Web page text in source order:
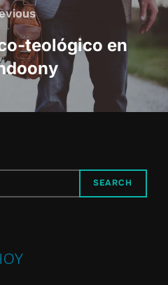
Previous
teológico en
SEARCH